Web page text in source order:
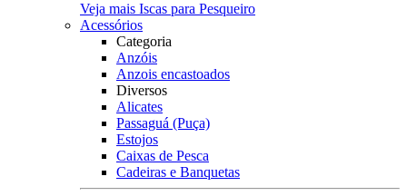
Veja mais Iscas para Pesqueiro
Acessórios
Categoria
Anzóis
Anzois encastoados
Diversos
Alicates
Passaguá (Puça)
Estojos
Caixas de Pesca
Cadeiras e Banquetas